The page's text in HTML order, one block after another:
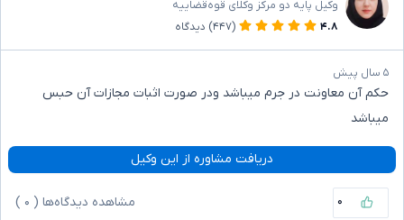
وکیل پایه دو مرکز وکلای قوه‌قضاییه
۴.۸
(۴۴۷) دیدگاه
۵ سال پیش
حکم آن معاونت در جرم میباشد ودر صورت اثبات مجازات آن حبس
میباشد
دریافت مشاوره از این وکیل
۰ مشاهده دیدگاه‌ها ( ۰